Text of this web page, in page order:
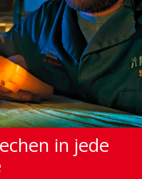
in jede